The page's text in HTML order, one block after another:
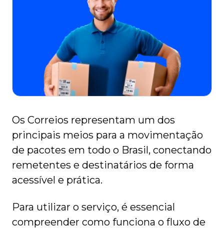
Os Correios representam um dos
principais meios para a movimentação
de pacotes em todo o Brasil, conectando
remetentes e destinatários de forma
acessível e prática.
Para utilizar o serviço, é essencial
compreender como funciona o fluxo de